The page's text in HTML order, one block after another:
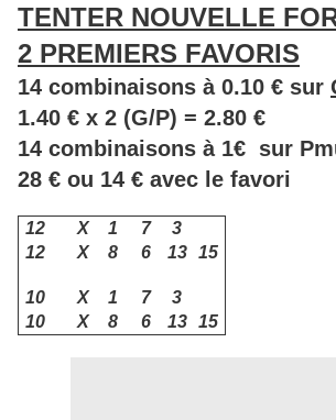
TENTER NOUVELLE
2 PREMIERS FAVORIS
14 combinaisons à 0.10 € sur
1.40 € x 2 (G/P) = 2.80 €
14 combinaisons à 1€ sur
28 € ou 14 € avec le favori
12 X 1 7
3
12
X 8 6 13 15
10 X 1 7
3
10
X 8 6 13 15